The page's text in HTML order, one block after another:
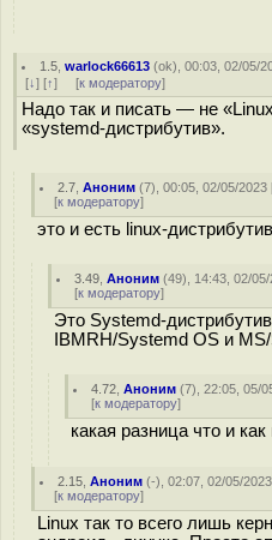
1.5 ,warlock66613 (ok), 00:03, 02/05/
[↓] [↑] [к модератору]
Надо так и писать — не
«systemd-дистрибутив».
2.7 ,Аноним (7), 00:05, 02/05/2023
[к модератору]
это и есть linux-
3.49 ,Аноним (49), 14:43, 02/
[к модератору]
Это Systemd-
IBMRH/Systemd OS и
4.72 ,Аноним (7), 22:05, 05/
[к модератору]
какая разница что и
2.15 ,Аноним (-), 02:07, 02/05/
[к модератору]
Linux так то всего лишь